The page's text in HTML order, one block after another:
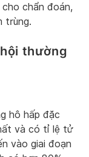
chẩn đoán,
trùng.
thường
hô hấp đặc
và có tỉ lệ tử
vào giai đoạn